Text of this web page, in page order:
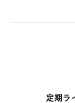
定期ラ